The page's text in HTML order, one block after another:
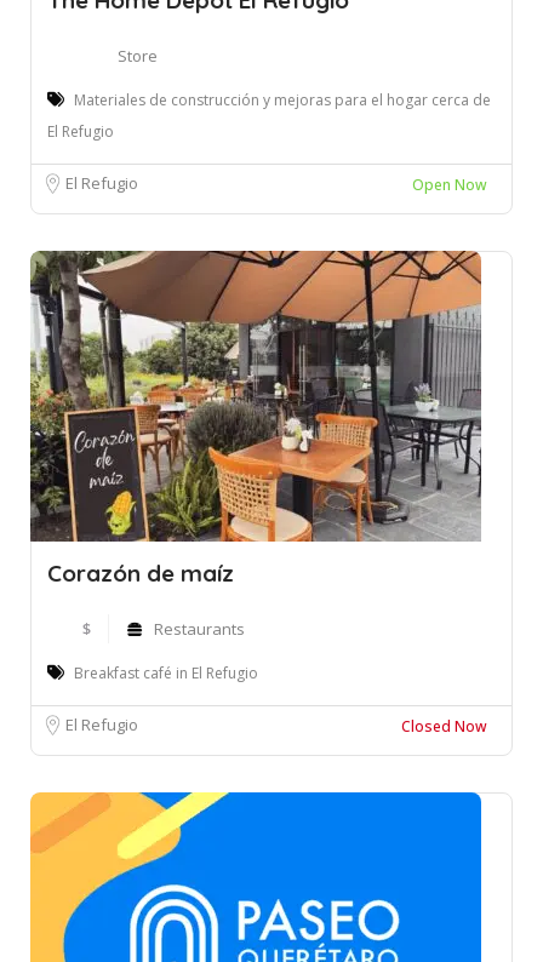
Store
Materiales de construcción y mejoras para el hogar cerca de
El Refugio
El Refugio Open Now
Corazón de maíz
$ Restaurants
Breakfast café in El Refugio
El Refugio Closed Now